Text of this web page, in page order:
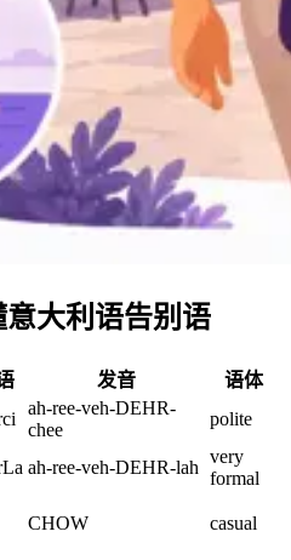
大利语告别语
发音
语体
ah-ree-veh-DEHR-
chee
polite
ah-ree-veh-DEHR-lah
very
formal
CHOW casual